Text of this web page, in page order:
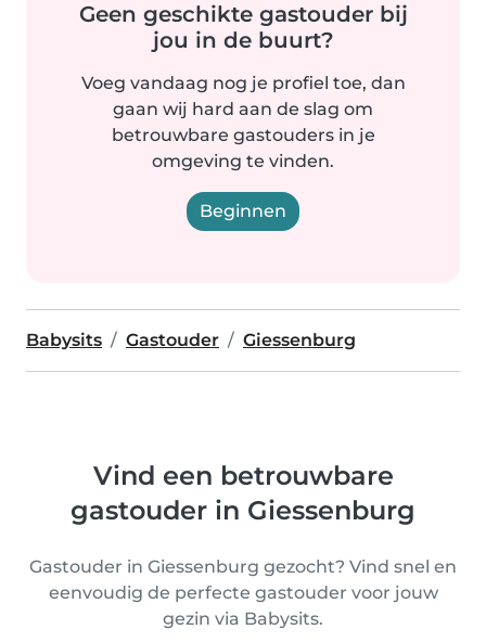
Geen geschikte gastouder bij
jou in de buurt?
Voeg vandaag nog je profiel toe, dan
gaan wij hard aan de slag om
betrouwbare gastouders in je
omgeving te vinden.
Beginnen
Babysits Gastouder Giessenburg
Vind een betrouwbare
gastouder in Giessenburg
Gastouder in Giessenburg gezocht? Vind snel en
eenvoudig de perfecte gastouder voor jouw
gezin via Babysits.